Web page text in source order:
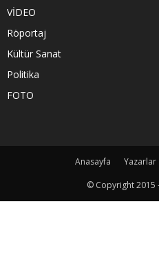
VİDEO
Röportaj
Kültür Sanat
Politika
FOTO
Anasayfa Yazarlar
© Copyright 2015